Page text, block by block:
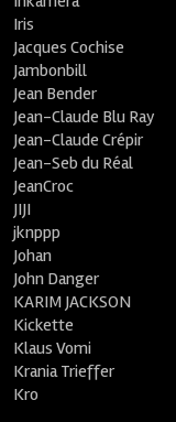
Iris
Jacques Cochise
Jambonbill
Jean Bender
Jean-Claude Blu Ray
Jean-Claude Crépir
Jean-Seb du Réal
JeanCroc
JIJI
jknppp
Johan
John Danger
KARIM JACKSON
Kickette
Klaus Vomi
Krania Trieffer
Kro